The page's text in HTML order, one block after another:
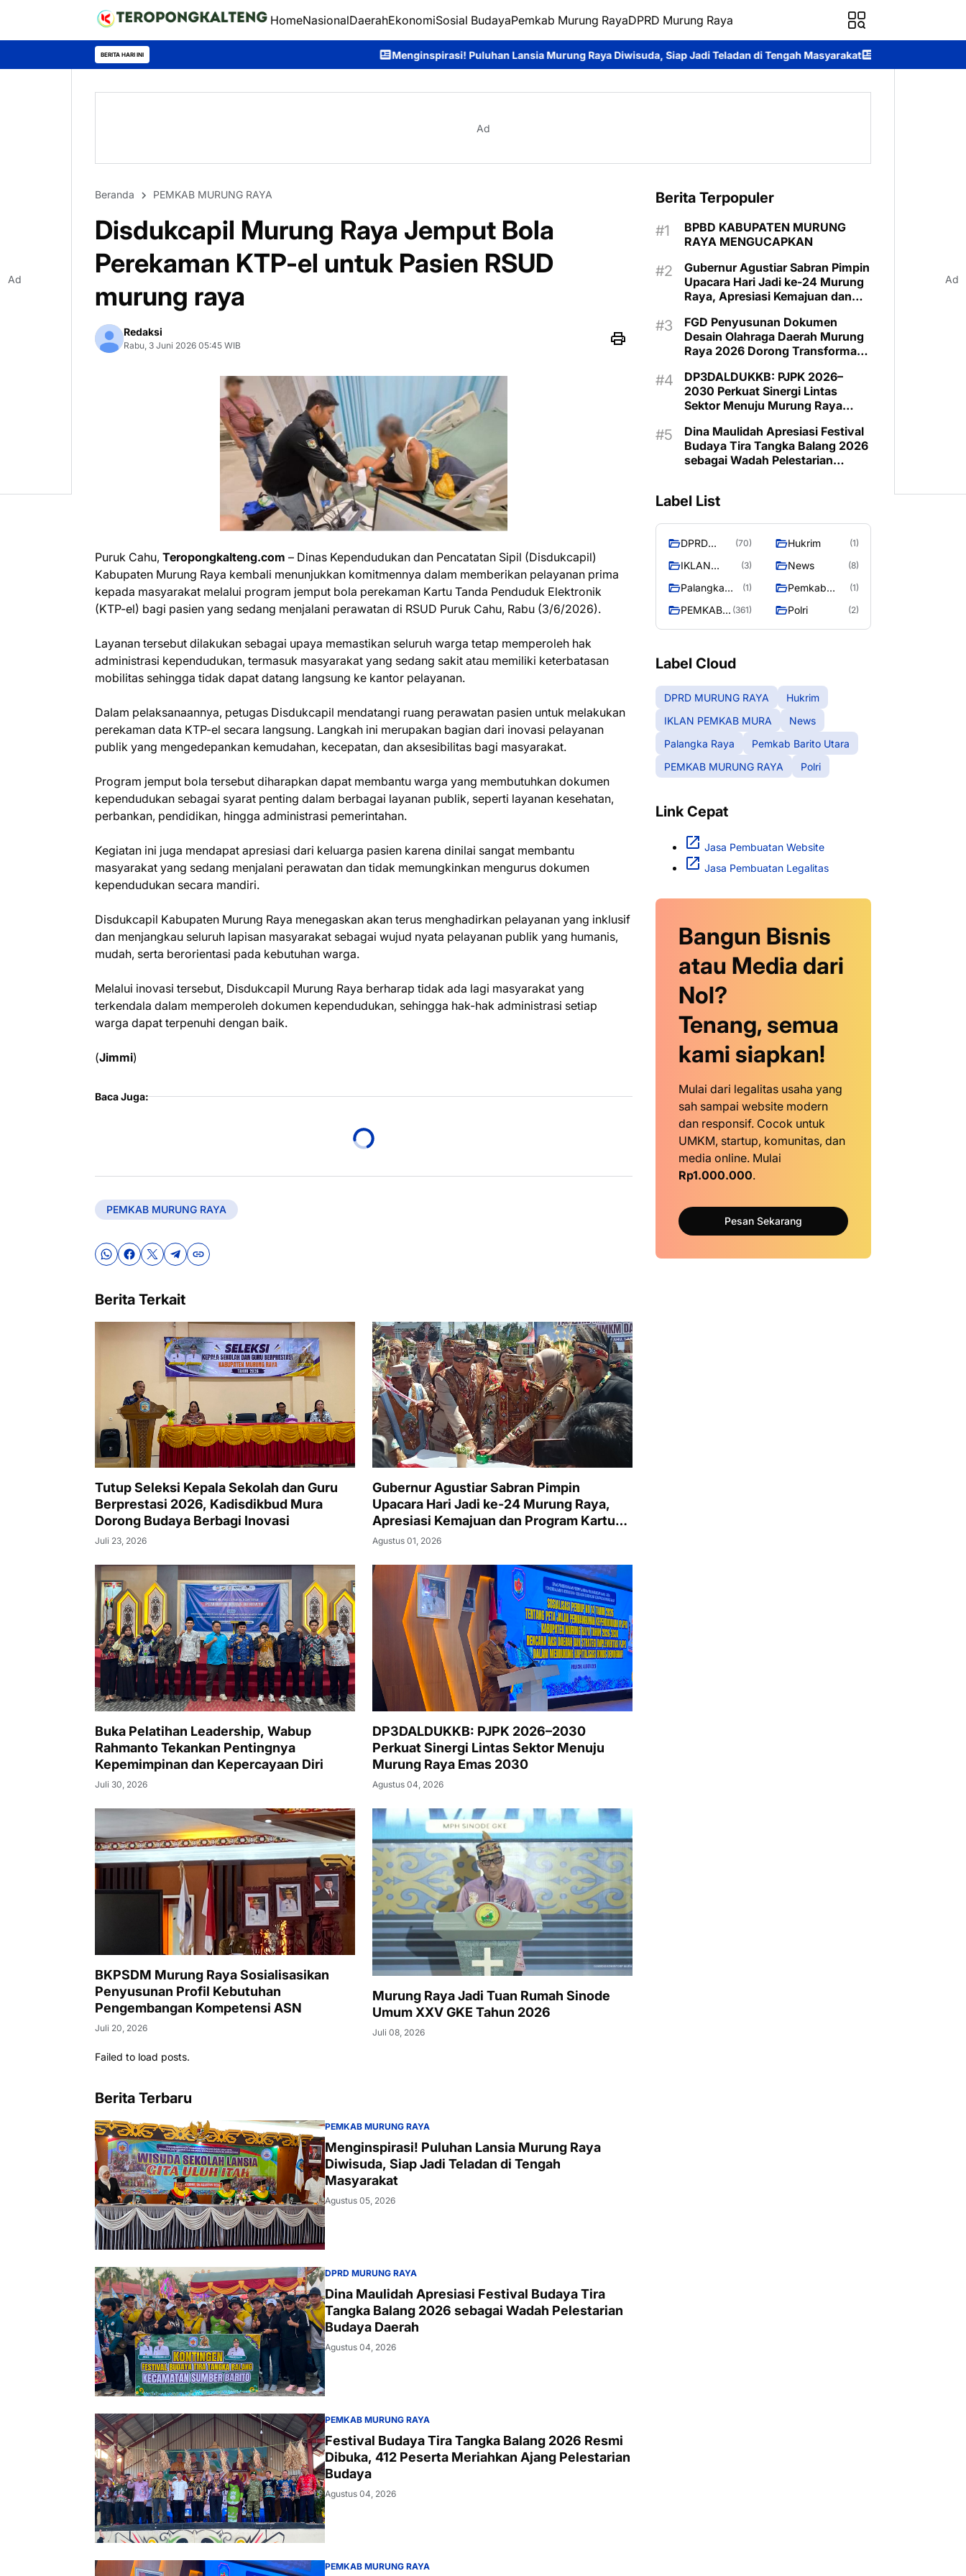
HomeNasionalDaerahEkonomiSosial BudayaPemkab Murung RayaDPRD Murung Raya
BERITA HARI INI Menginspirasi! Puluhan Lansia Murung Raya Diwisuda, Siap Jadi Teladan di Tengah Masyarakat Dina Maulidah Apresiasi Festival Budaya
Ad
Beranda PEMKAB MURUNG RAYA
Disdukcapil Murung Raya Jemput Bola
Perekaman KTP-el untuk Pasien RSUD
murung raya
Redaksi
Rabu, 3 Juni 2026 05:45 WIB
Puruk Cahu, Teropongkalteng.com – Dinas Kependudukan dan Pencatatan Sipil (Disdukcapil)
Kabupaten Murung Raya kembali menunjukkan komitmennya dalam memberikan pelayanan prima
kepada masyarakat melalui program jemput bola perekaman Kartu Tanda Penduduk Elektronik
(KTP-el) bagi pasien yang sedang menjalani perawatan di RSUD Puruk Cahu, Rabu (3/6/2026).
Layanan tersebut dilakukan sebagai upaya memastikan seluruh warga tetap memperoleh hak
administrasi kependudukan, termasuk masyarakat yang sedang sakit atau memiliki keterbatasan
mobilitas sehingga tidak dapat datang langsung ke kantor pelayanan.
Dalam pelaksanaannya, petugas Disdukcapil mendatangi ruang perawatan pasien untuk melakukan
perekaman data KTP-el secara langsung. Langkah ini merupakan bagian dari inovasi pelayanan
publik yang mengedepankan kemudahan, kecepatan, dan aksesibilitas bagi masyarakat.
Program jemput bola tersebut diharapkan dapat membantu warga yang membutuhkan dokumen
kependudukan sebagai syarat penting dalam berbagai layanan publik, seperti layanan kesehatan,
perbankan, pendidikan, hingga administrasi pemerintahan.
Kegiatan ini juga mendapat apresiasi dari keluarga pasien karena dinilai sangat membantu
masyarakat yang sedang menjalani perawatan dan tidak memungkinkan mengurus dokumen
kependudukan secara mandiri.
Disdukcapil Kabupaten Murung Raya menegaskan akan terus menghadirkan pelayanan yang inklusif
dan menjangkau seluruh lapisan masyarakat sebagai wujud nyata pelayanan publik yang humanis,
mudah, serta berorientasi pada kebutuhan warga.
Melalui inovasi tersebut, Disdukcapil Murung Raya berharap tidak ada lagi masyarakat yang
terkendala dalam memperoleh dokumen kependudukan, sehingga hak-hak administrasi setiap
warga dapat terpenuhi dengan baik.
(Jimmi)
Baca Juga:
PEMKAB MURUNG RAYA
Berita Terkait
Tutup Seleksi Kepala Sekolah dan Guru
Berprestasi 2026, Kadisdikbud Mura
Dorong Budaya Berbagi Inovasi
Juli 23, 2026
Gubernur Agustiar Sabran Pimpin
Upacara Hari Jadi ke-24 Murung Raya,
Apresiasi Kemajuan dan Program Kartu
Hebat
Agustus 01, 2026
Buka Pelatihan Leadership, Wabup
Rahmanto Tekankan Pentingnya
Kepemimpinan dan Kepercayaan Diri
Juli 30, 2026
DP3DALDUKKB: PJPK 2026–2030
Perkuat Sinergi Lintas Sektor Menuju
Murung Raya Emas 2030
Agustus 04, 2026
BKPSDM Murung Raya Sosialisasikan
Penyusunan Profil Kebutuhan
Pengembangan Kompetensi ASN
Juli 20, 2026
Murung Raya Jadi Tuan Rumah Sinode
Umum XXV GKE Tahun 2026
Juli 08, 2026
Failed to load posts.
Berita Terbaru
PEMKAB MURUNG RAYA
Menginspirasi! Puluhan Lansia Murung Raya
Diwisuda, Siap Jadi Teladan di Tengah
Masyarakat
Agustus 05, 2026
DPRD MURUNG RAYA
Dina Maulidah Apresiasi Festival Budaya Tira
Tangka Balang 2026 sebagai Wadah Pelestarian
Budaya Daerah
Agustus 04, 2026
PEMKAB MURUNG RAYA
Festival Budaya Tira Tangka Balang 2026 Resmi
Dibuka, 412 Peserta Meriahkan Ajang Pelestarian
Budaya
Agustus 04, 2026
PEMKAB MURUNG RAYA
Berita Terpopuler
BPBD KABUPATEN MURUNG
RAYA MENGUCAPKAN
Gubernur Agustiar Sabran Pimpin
Upacara Hari Jadi ke-24 Murung
Raya, Apresiasi Kemajuan dan
FGD Penyusunan Dokumen
Desain Olahraga Daerah Murung
Raya 2026 Dorong Transformasi
DP3DALDUKKB: PJPK 2026–
2030 Perkuat Sinergi Lintas
Sektor Menuju Murung Raya
Dina Maulidah Apresiasi Festival
Budaya Tira Tangka Balang 2026
sebagai Wadah Pelestarian
Label List
DPRD
RAYA
(70) Hukrim (1)
IKLAN
MURA
(3) News (8)
Palangka
(1)
Pemkab
(1)
PEMKAB
(361) Polri (2)
Label Cloud
DPRD MURUNG RAYA
Hukrim
IKLAN PEMKAB MURA
News
Palangka Raya
Pemkab Barito Utara
PEMKAB MURUNG RAYA
Polri
Link Cepat
Jasa Pembuatan Website
Jasa Pembuatan Legalitas
Bangun Bisnis
atau Media dari
Nol?
Tenang, semua
kami siapkan!
Mulai dari legalitas usaha yang
sah sampai website modern
dan responsif. Cocok untuk
UMKM, startup, komunitas, dan
media online. Mulai
Rp1.000.000.
Pesan Sekarang
Ad Ad